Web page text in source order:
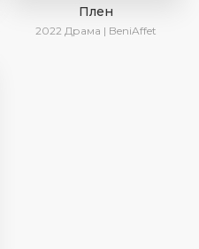
Плен
2022 Драма | BeniAffet